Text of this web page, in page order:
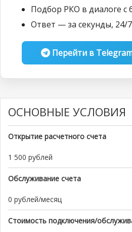
Подбор РКО в диалоге с
Ответ — за секунды, 24/7
Перейти в
ОСНОВНЫЕ УСЛОВИЯ
Открытие расчетного счета
1 500 рублей
Обслуживание счета
0 рублей/месяц
Стоимость подключения/